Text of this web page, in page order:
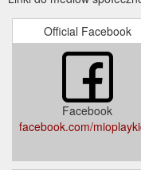
Official Facebook
Facebook
facebook.com/